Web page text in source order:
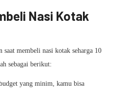
Nasi Kotak
saat membeli nasi kotak seharga 10
sebagai berikut:
yang minim, kamu bisa